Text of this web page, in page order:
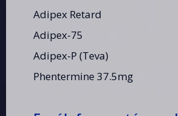
Adipex Retard
Adipex-75
Adipex-P (Teva)
Phentermine 37.5mg